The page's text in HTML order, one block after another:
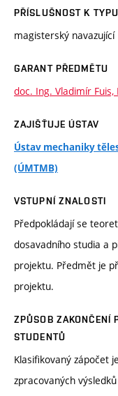
PŘÍSLUŠNOST K
magisterský navazující
GARANT PŘEDMĚTU
doc. Ing. Vladimír Fuis,
ZAJIŠŤUJE ÚSTAV
Ústav mechaniky
(ÚMTMB)
VSTUPNÍ ZNALOSTI
Předpokládají se
dosavadního studia a
projektu. Předmět je
projektu.
ZPŮSOB ZAKONČENÍ
STUDENTŮ
Klasifikovaný zápočet
zpracovaných